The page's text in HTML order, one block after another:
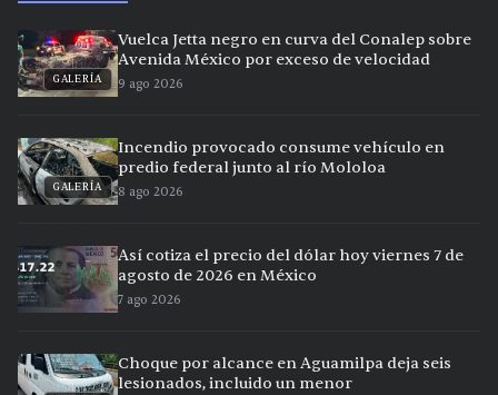
GALERÍA
Vuelca Jetta negro en curva del Conalep sobre
Avenida México por exceso de velocidad
9 ago 2026
GALERÍA
Incendio provocado consume vehículo en
predio federal junto al río Mololoa
8 ago 2026
Así cotiza el precio del dólar hoy viernes 7 de
agosto de 2026 en México
7 ago 2026
Choque por alcance en Aguamilpa deja seis
lesionados, incluido un menor